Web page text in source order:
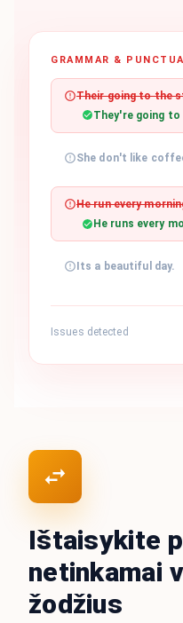
GRAMMAR &
Their going to the
They're going
She don't like
He run every
He runs every
Its a beautiful day.
Issues detected
Ištaisykite
netinkamai
žodžius